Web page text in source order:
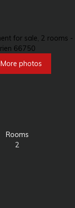
More photos
Rooms
2